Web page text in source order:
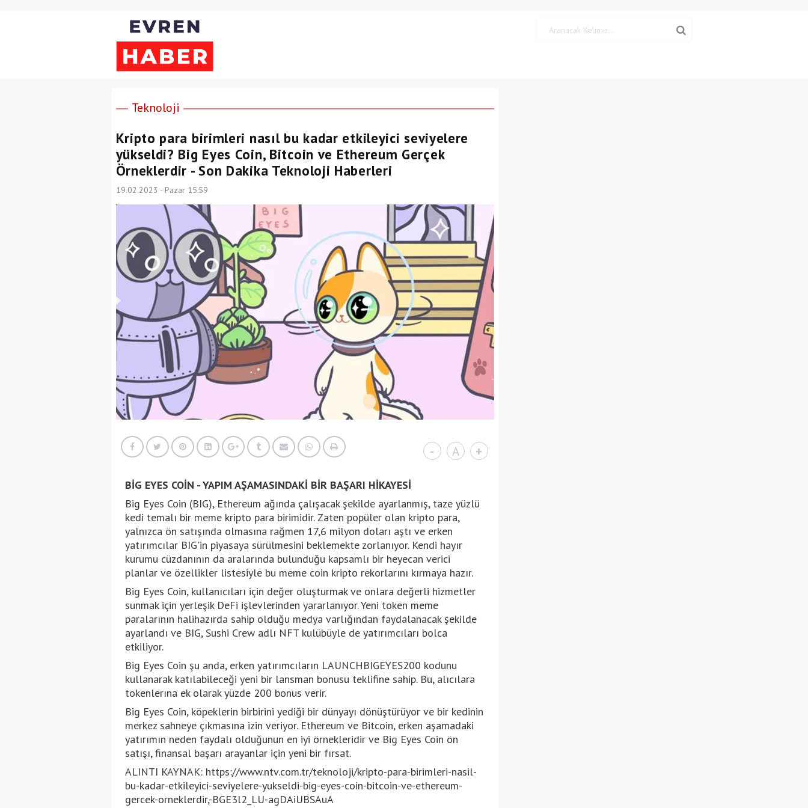
Teknoloji
Kripto para birimleri nasıl bu kadar etkileyici seviyelere
yükseldi? Big Eyes Coin, Bitcoin ve Ethereum Gerçek
Örneklerdir - Son Dakika Teknoloji Haberleri
19.02.2023 - Pazar 15:59
- A +
BİG EYES COİN - YAPIM AŞAMASINDAKİ BİR BAŞARI HİKAYESİ
Big Eyes Coin (BIG), Ethereum ağında çalışacak şekilde ayarlanmış, taze yüzlü
kedi temalı bir meme kripto para birimidir. Zaten popüler olan kripto para,
yalnızca ön satışında olmasına rağmen 17,6 milyon doları aştı ve erken
yatırımcılar BIG'in piyasaya sürülmesini beklemekte zorlanıyor. Kendi hayır
kurumu cüzdanının da aralarında bulunduğu kapsamlı bir heyecan verici
planlar ve özellikler listesiyle bu meme coin kripto rekorlarını kırmaya hazır.
Big Eyes Coin, kullanıcıları için değer oluşturmak ve onlara değerli hizmetler
sunmak için yerleşik DeFi işlevlerinden yararlanıyor. Yeni token meme
paralarının halihazırda sahip olduğu medya varlığından faydalanacak şekilde
ayarlandı ve BIG, Sushi Crew adlı NFT kulübüyle de yatırımcıları bolca
etkiliyor.
Big Eyes Coin şu anda, erken yatırımcıların LAUNCHBIGEYES200 kodunu
kullanarak katılabileceği yeni bir lansman bonusu teklifine sahip. Bu, alıcılara
tokenlerına ek olarak yüzde 200 bonus verir.
Big Eyes Coin, köpeklerin birbirini yediği bir dünyayı dönüştürüyor ve bir kedinin
merkez sahneye çıkmasına izin veriyor. Ethereum ve Bitcoin, erken aşamadaki
yatırımın neden faydalı olduğunun en iyi örnekleridir ve Big Eyes Coin ön
satışı, finansal başarı arayanlar için yeni bir fırsat.
ALINTI KAYNAK: https://www.ntv.com.tr/teknoloji/kripto-para-birimleri-nasil-
bu-kadar-etkileyici-seviyelere-yukseldi-big-eyes-coin-bitcoin-ve-ethereum-
gercek-orneklerdir,-BGE3l2_LU-agDAiUBSAuA